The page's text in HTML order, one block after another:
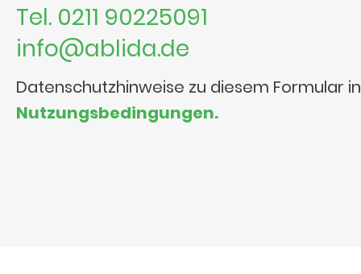
Tel. 0211 90225091
info@ablida.de
Datenschutzhinweise zu diesem Formular
Nutzungsbedingungen.